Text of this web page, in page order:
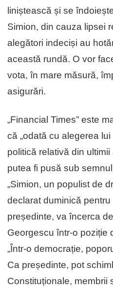
liniștească și se
Simion, din cauza lipsei
alegători indeciși au
această rundă. O vor
vota, în mare măsură,
asigurări.
„Financial Times” este
că „odată cu alegerea
politică relativă din
putea fi pusă sub
„Simion, un populist de
declarat duminică
președinte, va încerca
Georgescu într-o poziție
„Într-o democrație,
Ca președinte, pot
Constituționale, membrii